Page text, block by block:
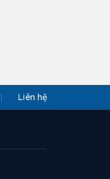
Liên hệ